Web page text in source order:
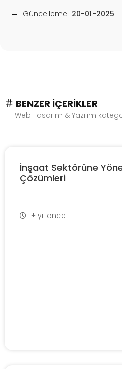
Güncelleme: 20-01-2025
BENZER İÇERIKLER
Web Tasarım & Yazılım
İnşaat Sektörüne
Çözümleri
1+ yıl önce